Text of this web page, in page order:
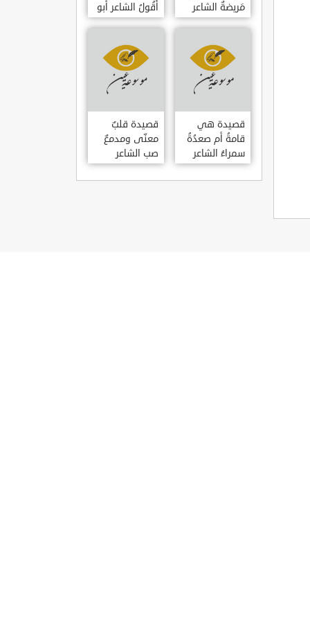
مَريضةٌ الشاعر
العوام بن عقبة
أَقُولُ الشاعر أبو
حامد الغزالي
قصيدة هي
قامةُ أم صعدُةُ
سمراءُ الشاعر
سيف الدين
المشد
قصيدة قلبٌ
معنّى ومدمعٌ
صب الشاعر
سيف الدين
المشد